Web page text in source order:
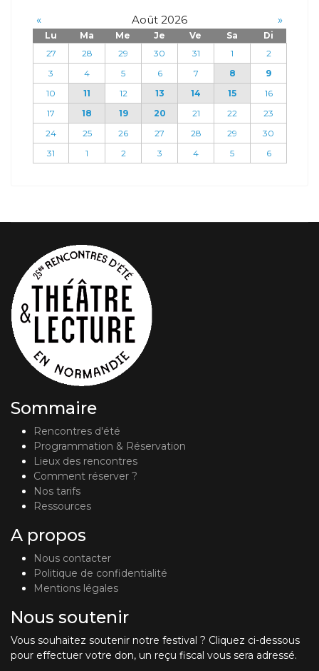
« Août 2026 »
Lu Ma Me Je Ve Sa
Di
27
28 29 30 31 1
2
3
4 5 6 7 8
9
10
11 12 13 14 15
16
17
18 19 20 21 22
23
24
25 26 27 28 29
30
31
1 2 3 4 5 6
Sommaire
Rencontres d'été
Programmation & Réservation
Lieux des rencontres
Comment réserver ?
Nos tarifs
Ressources
A propos
Nous contacter
Politique de confidentialité
Mentions légales
Nous soutenir
Vous souhaitez soutenir notre festival ? Cliquez ci-dessous
pour effectuer votre don, un reçu fiscal vous sera adressé.